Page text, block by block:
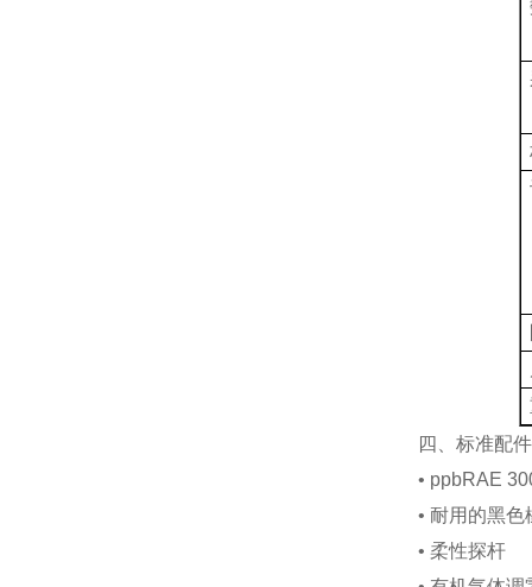
四、标准配件
• ppbRAE
• 耐用的黑色
• 柔性探杆